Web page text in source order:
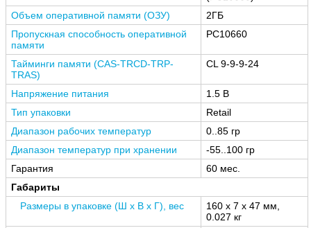
Объем оперативной памяти (ОЗУ)
2ГБ
Пропускная способность оперативной
памяти
PC10660
Тайминги памяти (CAS-TRCD-TRP-
TRAS)
CL 9-9-9-24
Напряжение питания
1.5 В
Тип упаковки
Retail
Диапазон рабочих температур
0..85 гр
Диапазон температур при хранении
-55..100 гр
Гарантия
60 мес.
Габариты
Размеры в упаковке (Ш x В x Г), вес
160 x 7 x 47 мм,
0.027 кг